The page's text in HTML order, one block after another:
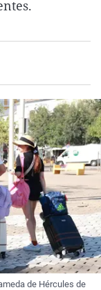
rosa de los vientos
Viuda
Vasco
de Hércules de